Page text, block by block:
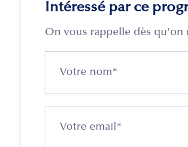
Intéressé par ce
On vous rappelle dès qu'on